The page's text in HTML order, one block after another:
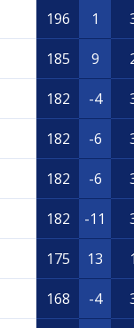
196 1
185 9
182 -4
182 -6
182 -6
182 -11
175 13
168 -4